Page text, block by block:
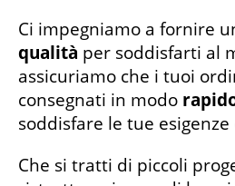
Ci impegniamo a fornire
qualità per soddisfarti al
assicuriamo che i tuoi
consegnati in modo
soddisfare le tue
Che si tratti di piccoli